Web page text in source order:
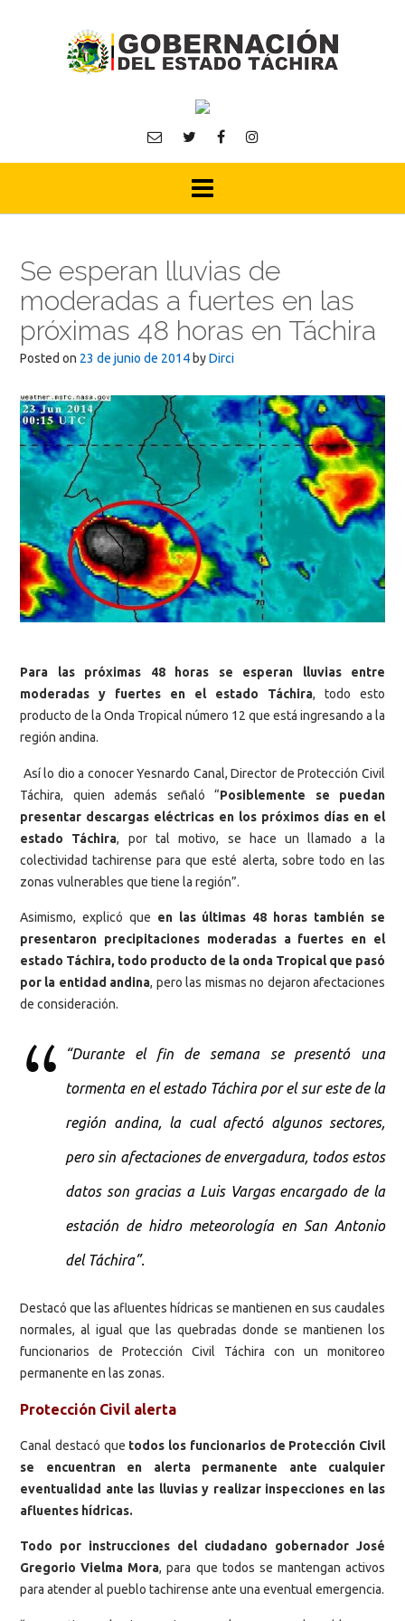
Se esperan lluvias de
moderadas a fuertes en las
próximas 48 horas en Táchira
Posted on 23 de junio de 2014 byDirci
Para las próximas 48 horas se esperan lluvias entre
moderadas y fuertes en el estado Táchira, todo esto
producto de la Onda Tropical número 12 que está ingresando a la
región andina.
Así lo dio a conocer Yesnardo Canal, Director de Protección Civil
Táchira, quien además señaló “Posiblemente se puedan
presentar descargas eléctricas en los próximos días en el
estado Táchira, por tal motivo, se hace un llamado a la
colectividad tachirense para que esté alerta, sobre todo en las
zonas vulnerables que tiene la región”.
Asimismo, explicó que en las últimas 48 horas también se
presentaron precipitaciones moderadas a fuertes en el
estado Táchira, todo producto de la onda Tropical que pasó
por la entidad andina, pero las mismas no dejaron afectaciones
de consideración.
“Durante el fin de semana se presentó una
tormenta en el estado Táchira por el sur este de la
región andina, la cual afectó algunos sectores,
pero sin afectaciones de envergadura, todos estos
datos son gracias a Luis Vargas encargado de la
estación de hidro meteorología en San Antonio
del Táchira”.
Destacó que las afluentes hídricas se mantienen en sus caudales
normales, al igual que las quebradas donde se mantienen los
funcionarios de Protección Civil Táchira con un monitoreo
permanente en las zonas.
Protección Civil alerta
Canal destacó que todos los funcionarios de Protección Civil
se encuentran en alerta permanente ante cualquier
eventualidad ante las lluvias y realizar inspecciones en las
afluentes hídricas.
Todo por instrucciones del ciudadano gobernador José
Gregorio Vielma Mora, para que todos se mantengan activos
para atender al pueblo tachirense ante una eventual emergencia.